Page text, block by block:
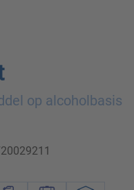
op alcoholbasis